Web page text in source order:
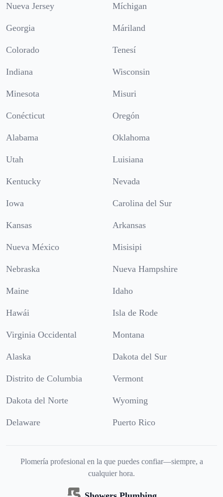
Nueva Jersey Míchigan
Georgia Máriland
Colorado Tenesí
Indiana Wisconsin
Minesota Misuri
Conécticut Oregón
Alabama Oklahoma
Utah Luisiana
Kentucky Nevada
Iowa Carolina del Sur
Kansas Arkansas
Nueva México Misisipi
Nebraska Nueva Hampshire
Maine Idaho
Hawái Isla de Rode
Virginia Occidental Montana
Alaska Dakota del Sur
Distrito de Columbia Vermont
Dakota del Norte Wyoming
Delaware Puerto Rico
Plomería profesional en la que puedes confiar—siempre, a
cualquier hora.